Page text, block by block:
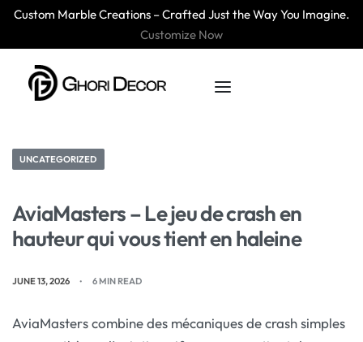
Custom Marble Creations – Crafted Just the Way You Imagine.
Customize Now
UNCATEGORIZED
AviaMasters – Le jeu de crash en
hauteur qui vous tient en haleine
JUNE 13, 2026 6 MIN READ
AviaMasters combine des mécaniques de crash simples